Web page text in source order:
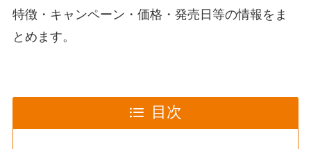
特徴・キャンペーン・価格・発売日等の情報をま
とめます。
目次